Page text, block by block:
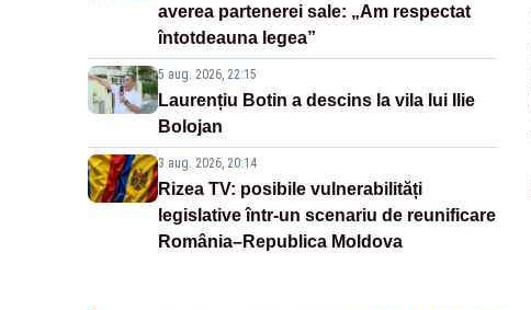
averea partenerei sale: „Am respectat
întotdeauna legea”
5 aug. 2026, 22:15
Laurențiu Botin a descins la vila lui Ilie
Bolojan
3 aug. 2026, 20:14
Rizea TV: posibile vulnerabilități
legislative într-un scenariu de reunificare
România–Republica Moldova